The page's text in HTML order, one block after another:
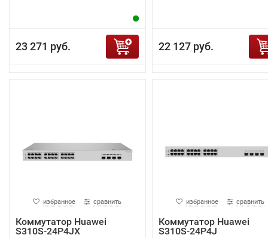
23 271 руб. 22 127 руб.
избранное сравнить
Коммутатор Huawei
S310S-24P4JX
избранное сравнить
Коммутатор Huawei
S310S-24P4J